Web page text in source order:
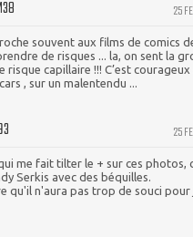
25
souvent aux films de comics
de risques ... la, on sent la
risque capillaire !!! C’est courageux
, sur un malentendu ...
25
me fait tilter le + sur ces photos,
Serkis avec des béquilles.
qu'il n'aura pas trop de souci